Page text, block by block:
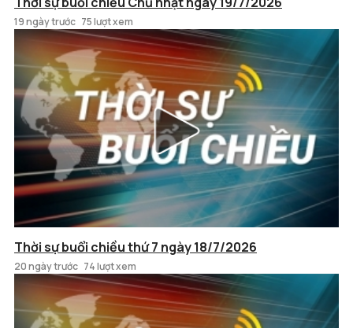
19 ngày trước 75 lượt xem
Thời sự buổi chiều thứ 7 ngày 18/7/2026
20 ngày trước 74 lượt xem